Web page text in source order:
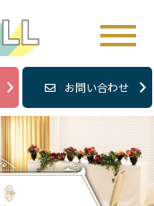
お問い合わせ